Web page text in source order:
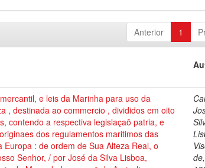
Anterior 1
e leis da Marinha para uso da
, destinada ao commercio , divididos em oito
contendo a respectiva legislaçaõ patria, e
dos regulamentos maritimos das
Europa : de ordem de Sua Alteza Real, o
Senhor, / por José da Silva Lisboa,